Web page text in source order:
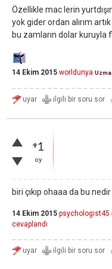
Özellikle mac lerin
yok gider ordan alırım
bu zamların dolar kuruyla
14 Ekim 2015 worldunya
+1
oy
biri çıkıp ohaaa da bu
14 Ekim 2015 psychologist45
cevaplandı